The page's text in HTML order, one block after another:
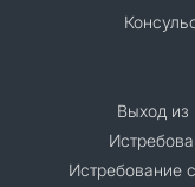
Выход из
Истребование